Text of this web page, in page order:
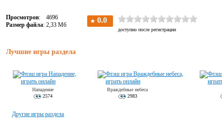
Просмотров: 4696
Размер файла: 2,33 Мб
Лучшие игры раздела
Нападение
2574
Враждебные небеса
2983
Другие игры раздела